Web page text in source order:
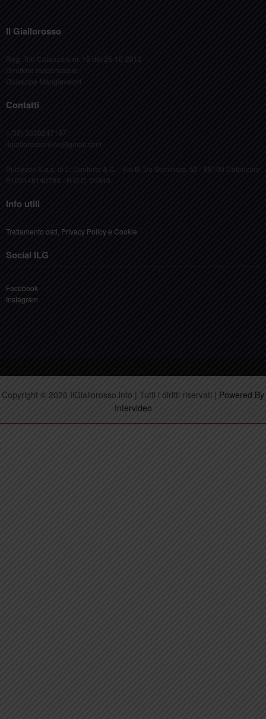
Il Giallorosso
Reg. Trib Catanzaro nr. 15 del 25-10-2012
Direttore responsabile:
Giuseppe Mangiavalori
Contatti
+(39) 3338247197
ilgiallorossonline@gmail.com
Publycon S.a.s. di L. Conforto & C. - Via B. Da Seminara, 52 - 88100 Catanzaro
P.I.03148140795 - R.O.C. 20849
Info utili
Trattamento dati, Privacy Policy e Cookie
Social ILG
Facebook
Instagram
Copyright © 2026 IlGiallorosso.info | Tutti i diritti riservati | Powered By
Intervideo